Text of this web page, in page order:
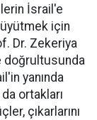
İsrail'e
için
Dr. Zekeriya
doğrultusunda
yanında
ortakları
çıkarlarını